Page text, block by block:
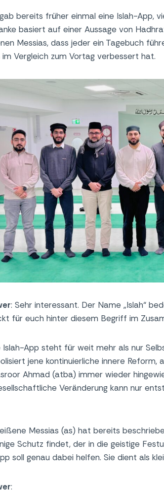
bereits früher einmal eine Islah-App,
basiert auf einer Aussage von
Messias, dass jeder ein Tagebuch
im Vergleich zum Vortag verbessert hat.
: Sehr interessant. Der Name „Islah“
für euch hinter diesem Begriff im
Islah-App steht für weit mehr als nur
jene kontinuierliche innere
Ahmad (atba) immer wieder
Veränderung kann nur
Messias (as) hat bereits
Schutz findet, der in die geistige
soll genau dabei helfen. Sie dient als
: